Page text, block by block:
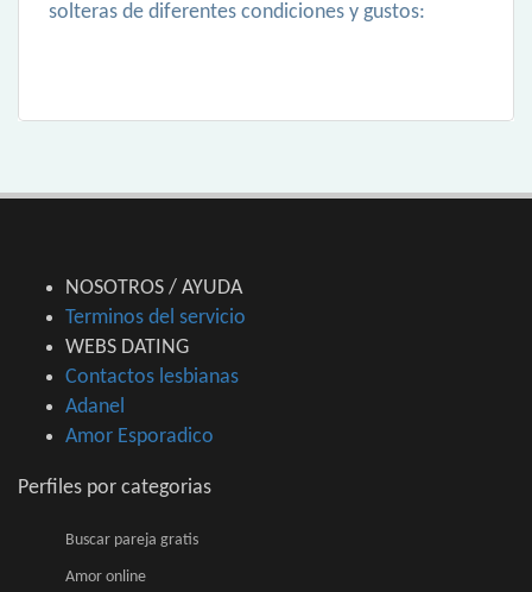
solteras de diferentes condiciones y gustos:
NOSOTROS / AYUDA
Terminos del servicio
WEBS DATING
Contactos lesbianas
Adanel
Amor Esporadico
Perfiles por categorias
Buscar pareja gratis
Amor online